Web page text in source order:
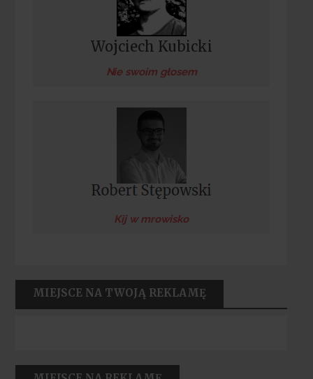
Wojciech Kubicki
Nie swoim głosem
Kij w mrowisko
MIEJSCE NA TWOJĄ REKLAMĘ